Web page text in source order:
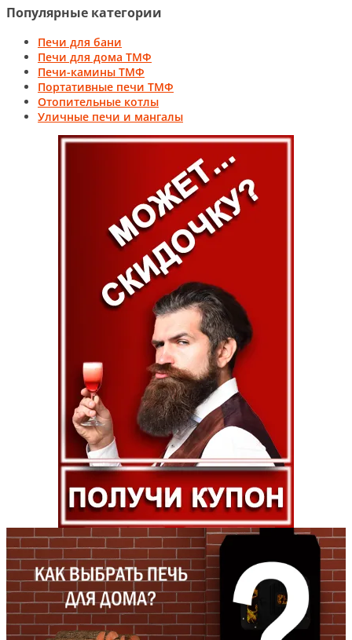
Популярные категории
Печи для бани
Печи для дома ТМФ
Печи-камины ТМФ
Портативные печи ТМФ
Отопительные котлы
Уличные печи и мангалы